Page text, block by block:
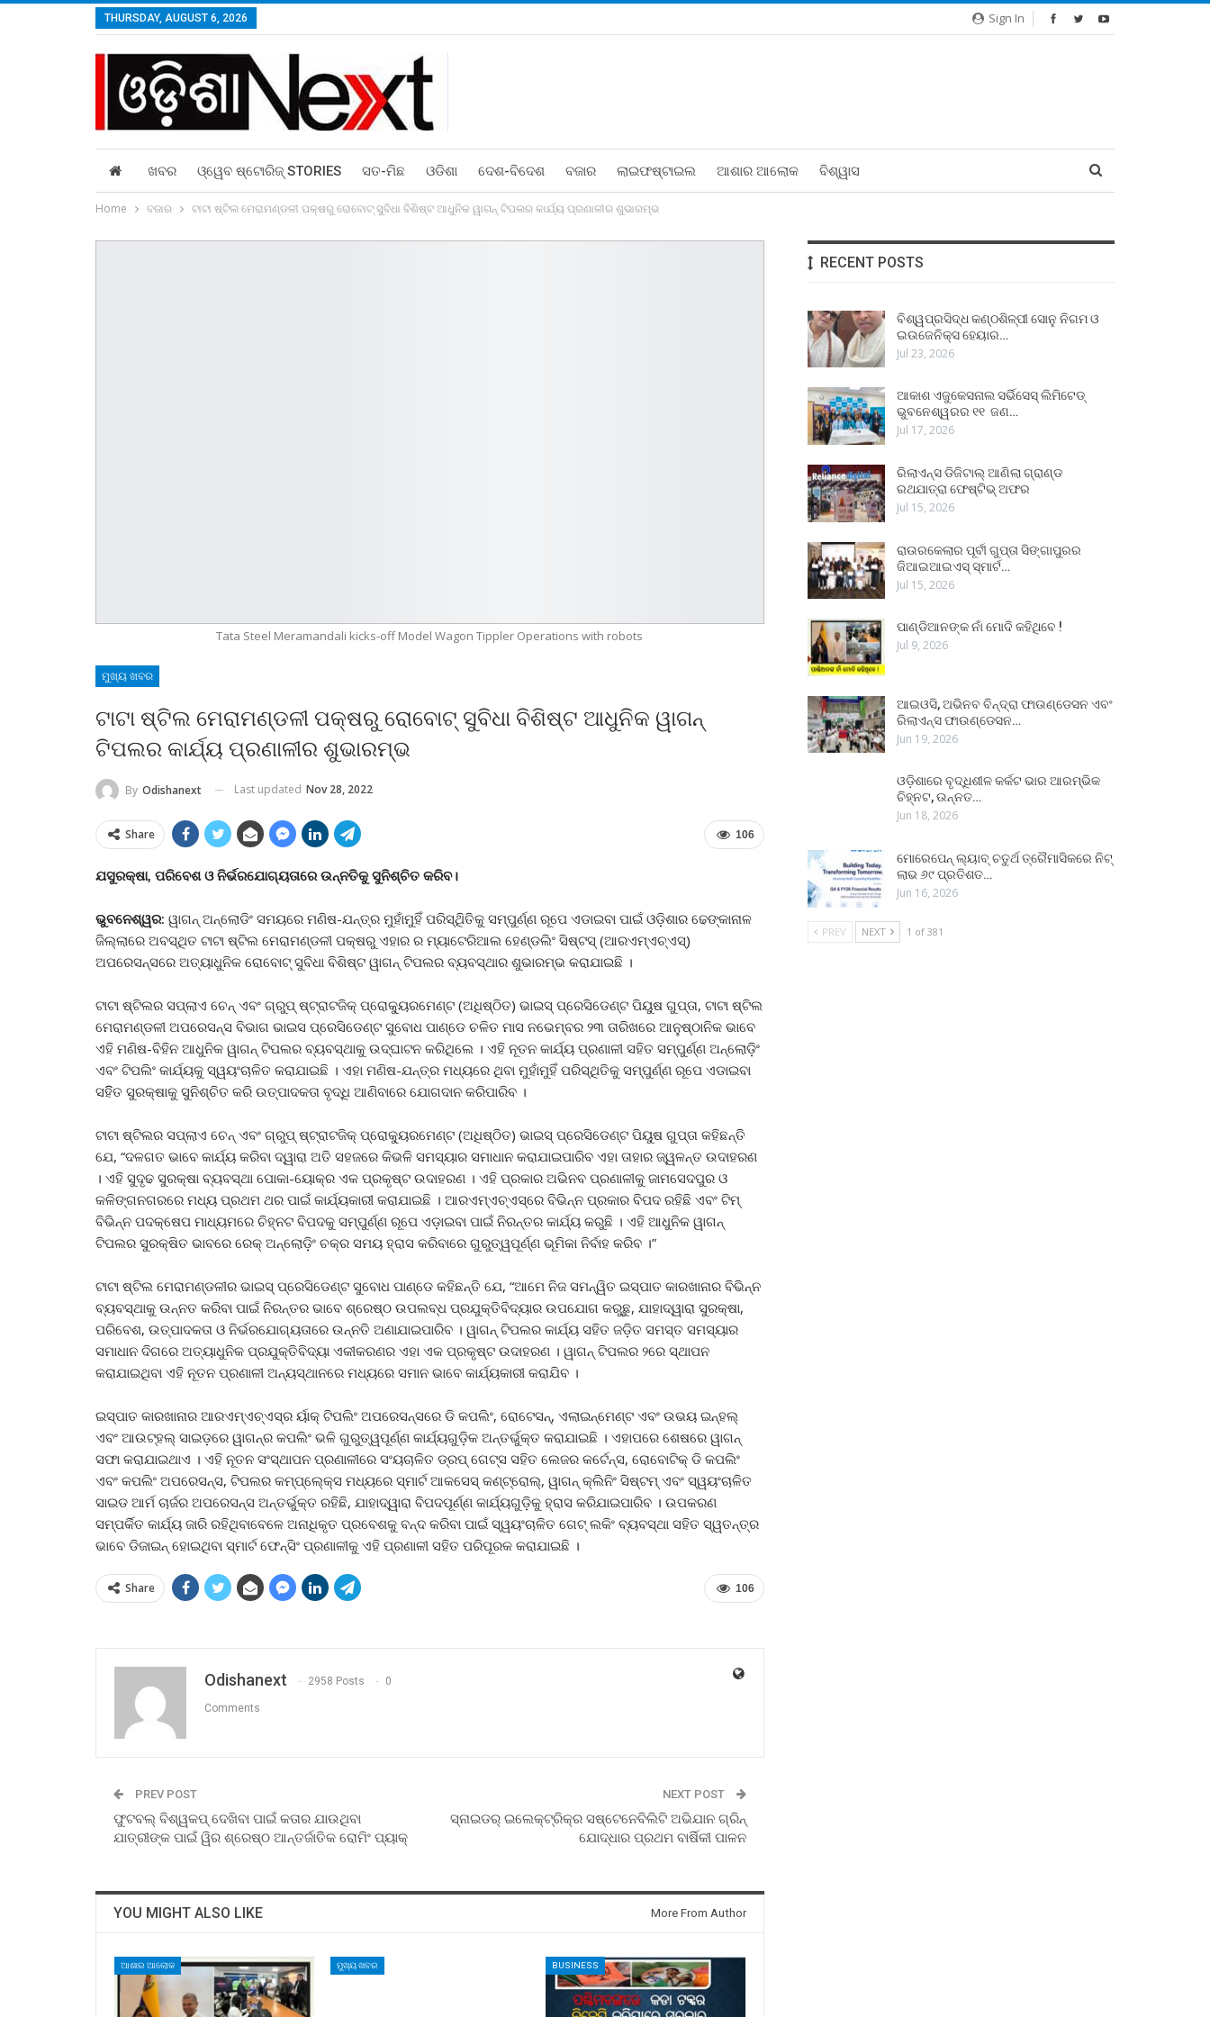
Sign In
THURSDAY, AUGUST 6, 2026
ଖବର ଓ୍ୱେବ ଷ୍ଟୋରିଜ୍‌ STORIES ସତ-ମିଛ ଓଡିଶା ଦେଶ-ବିଦେଶ ବଜାର ଲାଇଫଷ୍ଟାଇଲ ଆଶାର ଆଲୋକ ବିଶ୍ୱାସ
Home ବଜାର ଟାଟା ଷ୍ଟିଲ ମେରାମଣ୍ଡଳୀ ପକ୍ଷରୁ ରୋବୋଟ୍ ସୁବିଧା ବିଶିଷ୍ଟ ଆଧୁନିକ ୱାଗନ୍ ଟିପଲର କାର୍ଯ୍ୟ ପ୍ରଣାଳୀର ଶୁଭାରମ୍ଭ
Tata Steel Meramandali kicks-off Model Wagon Tippler Operations with robots
ମୁଖ୍ୟ ଖବର
ଟାଟା ଷ୍ଟିଲ ମେରାମଣ୍ଡଳୀ ପକ୍ଷରୁ ରୋବୋଟ୍ ସୁବିଧା ବିଶିଷ୍ଟ ଆଧୁନିକ ୱାଗନ୍
ଟିପଲର କାର୍ଯ୍ୟ ପ୍ରଣାଳୀର ଶୁଭାରମ୍ଭ
By Odishanext Last updated Nov 28, 2022
106
Share
ଯସୁରକ୍ଷା, ପରିବେଶ ଓ ନିର୍ଭରଯୋଗ୍ୟତାରେ ଉନ୍ନତିକୁ ସୁନିଶ୍ଚିତ କରିବ।
ଭୁବନେଶ୍ୱର: ୱାଗନ୍ ଅନ୍ଲୋଡିଂ ସମୟରେ ମଣିଷ-ଯନ୍ତ୍ର ମୁହାଁମୁହିଁ ପରିସ୍ଥିିତିକୁ ସମ୍ପୁର୍ଣ୍ଣ ରୂପେ ଏଡାଇବା ପାଇଁ ଓଡ଼ିଶାର ଢେଙ୍କାନାଳ
ଜିଲ୍ଲାରେ ଅବସ୍ଥିତ ଟାଟା ଷ୍ଟିଲ ମେରାମଣ୍ଡଳୀ ପକ୍ଷରୁ ଏହାର ର ମ୍ୟାଟେରିଆଲ ହେଣ୍ଡଲିଂ ସିଷ୍ଟସ୍ (ଆରଏମ୍ଏଚ୍ଏସ୍)
ଅପରେସନ୍ସରେ ଅତ୍ୟାଧୁନିକ ରୋବୋଟ୍ ସୁବିଧା ବିଶିଷ୍ଟ ୱାଗନ୍ ଟିପଲର ବ୍ୟବସ୍ଥାର ଶୁଭାରମ୍ଭ କରାଯାଇଛି ।
ଟାଟା ଷ୍ଟିଲର ସପ୍ଲାଏ ଚେନ୍ ଏବଂ ଗ୍ରୁପ୍ ଷ୍ଟ୍ରାଟଜିକ୍ ପ୍ରୋକୁ୍ୟରମେଣ୍ଟ (ଅଧିଷ୍ଠିତ) ଭାଇସ୍ ପ୍ରେସିଡେଣ୍ଟ ପିୟୁଷ ଗୁପ୍ତା, ଟାଟା ଷ୍ଟିଲ
ମେରାମଣ୍ଡଳୀ ଅପରେସନ୍ସ ବିଭାଗ ଭାଇସ ପ୍ରେସିଡେଣ୍ଟ ସୁବୋଧ ପାଣ୍ଡେ ଚଳିତ ମାସ ନଭେମ୍ବର ୨୩ ତାରିଖରେ ଆନୁଷ୍ଠାନିକ ଭାବେ
ଏହି ମଣିଷ-ବିହିନ ଆଧୁନିକ ୱାଗନ୍ ଟିପଲର ବ୍ୟବସ୍ଥାକୁ ଉଦ୍ଘାଟନ କରିଥିଲେ । ଏହି ନୂତନ କାର୍ଯ୍ୟ ପ୍ରଣାଳୀ ସହିତ ସମ୍ପୁର୍ଣ୍ଣ ଅନ୍ଲୋଡ଼ିଂ
ଏବଂ ଟିପଲିଂ କାର୍ଯ୍ୟକୁ ସ୍ୱୟଂଚାଳିତ କରାଯାଇଛି । ଏହା ମଣିଷ-ଯନ୍ତ୍ର ମଧ୍ୟରେ ଥିବା ମୁହାଁମୁହିଁ ପରିସ୍ଥିତିକୁ ସମ୍ପୁର୍ଣ୍ଣ ରୂପେ ଏଡାଇବା
ସହିିତ ସୁରକ୍ଷାକୁ ସୁନିଶ୍ଚିତ କରି ଉତ୍ପାଦକତା ବୃଦ୍ଧି ଆଣିବାରେ ଯୋଗଦାନ କରିପାରିବ ।
ଟାଟା ଷ୍ଟିଲର ସପ୍ଲାଏ ଚେନ୍ ଏବଂ ଗ୍ରୁପ୍ ଷ୍ଟ୍ରାଟଜିକ୍ ପ୍ରୋକୁ୍ୟରମେଣ୍ଟ (ଅଧିଷ୍ଠିତ) ଭାଇସ୍ ପ୍ରେସିଡେଣ୍ଟ ପିୟୁଷ ଗୁପ୍ତା କହିଛନ୍ତି
ଯେ, “ଦଳଗତ ଭାବେ କାର୍ଯ୍ୟ କରିବା ଦ୍ୱାରା ଅତି ସହଜରେ କିଭଳି ସମସ୍ୟାର ସମାଧାନ କରାଯାଇପାରିବ ଏହା ତାହାର ଜ୍ୱଳନ୍ତ ଉଦାହରଣ
। ଏହି ସୁଦୃଢ ସୁରକ୍ଷା ବ୍ୟବସ୍ଥା ପୋକା-ୟୋକ୍ର ଏକ ପ୍ରକୃଷ୍ଟ ଉଦାହରଣ । ଏହି ପ୍ରକାର ଅଭିନବ ପ୍ରଣାଳୀକୁ ଜାମସେଦପୁର ଓ
କଳିଙ୍ଗନଗରରେ ମଧ୍ୟ ପ୍ରଥମ ଥର ପାଇଁ କାର୍ଯ୍ୟକାରୀ କରାଯାଇଛି । ଆରଏମ୍ଏଚ୍ଏସ୍ରେ ବିଭିନ୍ନ ପ୍ରକାର ବିପଦ ରହିଛି ଏବଂ ଟିମ୍
ବିଭିନ୍ନ ପଦକ୍ଷେପ ମାଧ୍ୟମରେ ଚିହ୍ନଟ ବିପଦକୁ ସମ୍ପୁର୍ଣ୍ଣ ରୂପେ ଏଡ଼ାଇବା ପାଇଁ ନିରନ୍ତର କାର୍ଯ୍ୟ କରୁଛି । ଏହି ଆଧୁନିକ ୱାଗନ୍
ଟିପଲର ସୁରକ୍ଷିତ ଭାବରେ ରେକ୍ ଅନ୍ଲୋଡ଼ିଂ ଚକ୍ର ସମୟ ହ୍ରାସ କରିବାରେ ଗୁରୁତ୍ୱପୂର୍ଣ୍ଣ ଭୂମିକା ନିର୍ବାହ କରିବ ।”
ଟାଟା ଷ୍ଟିଲ ମେରାମଣ୍ଡଳୀର ଭାଇସ୍ ପ୍ରେସିଡେଣ୍ଟ ସୁବୋଧ ପାଣ୍ଡେ କହିଛନ୍ତି ଯେ, “ଆମେ ନିଜ ସମନ୍ୱିତ ଇସ୍ପାତ କାରଖାନାର ବିଭିନ୍ନ
ବ୍ୟବସ୍ଥାକୁ ଉନ୍ନତ କରିବା ପାଇଁ ନିରନ୍ତର ଭାବେ ଶ୍ରେଷ୍ଠ ଉପଲବ୍ଧ ପ୍ରଯୁକ୍ତିବିଦ୍ୟାର ଉପଯୋଗ କରୁଛୁ, ଯାହାଦ୍ୱାରା ସୁରକ୍ଷା,
ପରିବେଶ, ଉତ୍ପାଦକତା ଓ ନିର୍ଭରଯୋଗ୍ୟତାରେ ଉନ୍ନତି ଅଣାଯାଇପାରିବ । ୱାଗନ୍ ଟିପଲର କାର୍ଯ୍ୟ ସହିତ ଜଡ଼ିତ ସମସ୍ତ ସମସ୍ୟାର
ସମାଧାନ ଦିଗରେ ଅତ୍ୟାଧୁନିକ ପ୍ରଯୁକ୍ତିବିଦ୍ୟା ଏକୀକରଣର ଏହା ଏକ ପ୍ରକୃଷ୍ଟ ଉଦାହରଣ । ୱାଗନ୍ ଟିପଲର ୨ରେ ସ୍ଥାପନ
କରାଯାଇଥିବା ଏହି ନୂତନ ପ୍ରଣାଳୀ ଅନ୍ୟସ୍ଥାନରେ ମଧ୍ୟରେ ସମାନ ଭାବେ କାର୍ଯ୍ୟକାରୀ କରାଯିବ ।
ଇସ୍ପାତ କାରଖାନାର ଆରଏମ୍ଏଚ୍ଏସ୍ର ର୍ୟାକ୍ ଟିପଲିଂ ଅପରେସନ୍ସରେ ଡି କପଲିଂ, ରୋଟେସନ୍, ଏଲାଇନ୍ମେଣ୍ଟ ଏବଂ ଉଭୟ ଇନ୍ହଲ୍
ଏବଂ ଆଉଟ୍ହଲ୍ ସାଇଡ଼ରେ ୱାଗନ୍ର କପଲିଂ ଭଳି ଗୁରୁତ୍ୱପୂର୍ଣ୍ଣ କାର୍ଯ୍ୟଗୁଡ଼ିକ ଅନ୍ତର୍ଭୁକ୍ତ କରାଯାଇଛି । ଏହାପରେ ଶେଷରେ ୱାଗନ୍
ସଫା କରାଯାଇଥାଏ । ଏହି ନୂତନ ସଂସ୍ଥାପନ ପ୍ରଣାଳୀରେ ସଂୟଚାଳିତ ଡ୍ରପ୍ ଗେଟ୍ସ ସହିତ ଲେଜର କର୍ଟେନ୍ସ, ରୋବୋଟିକ୍ ଡି କପଲିଂ
ଏବଂ କପଲିଂ ଅପରେସନ୍ସ, ଟିପଲର କମ୍ପ୍ଲେ୍କ୍ସ ମଧ୍ୟରେ ସ୍ମାର୍ଟ ଆକସେସ୍ କଣ୍ଟ୍ରୋଲ୍, ୱାଗନ୍ କ୍ଲିନିଂ ସିଷ୍ଟମ୍ ଏବଂ ସ୍ୱୟଂଚାଳିତ
ସାଇଡ ଆର୍ମ ଚାର୍ଜର ଅପରେସନ୍ସ ଅନ୍ତର୍ଭୁକ୍ତ ରହିଛି, ଯାହାଦ୍ୱାରା ବିପଦପୂର୍ଣ୍ଣ କାର୍ଯ୍ୟଗୁଡ଼ିକୁ ହ୍ରାସ କରିଯାଇପାରିବ । ଉପକରଣ
ସମ୍ପର୍କିତ କାର୍ଯ୍ୟ ଜାରି ରହିଥିବାବେଳେ ଅନାଧିକୃତ ପ୍ରବେଶକୁ ବନ୍ଦ କରିବା ପାଇଁ ସ୍ୱୟଂଚାଳିତ ଗେଟ୍ ଲକିଂ ବ୍ୟବସ୍ଥା ସହିତ ସ୍ୱତନ୍ତ୍ର
ଭାବେ ଡିଜାଇନ୍ ହୋଇଥିବା ସ୍ମାର୍ଟ ଫେନ୍ସିଂ ପ୍ରଣାଳୀକୁ ଏହି ପ୍ରଣାଳୀ ସହିତ ପରିପୂରକ କରାଯାଇଛି ।
106
Share
Odishanext 2958 Posts 0
Comments
PREV POST
ଫୁଟବଲ୍ ବିଶ୍ୱକପ୍ ଦେଖିବା ପାଇଁ କତାର ଯାଉଥିବା
ଯାତ୍ରୀଙ୍କ ପାଇଁ ୱିର ଶ୍ରେଷ୍ଠ ଆନ୍ତର୍ଜାତିକ ରୋମିଂ ପ୍ୟାକ୍‌
NEXT POST
ସ୍ନାଇଡର୍ ଇଲେକ୍ଟ୍ରିକ୍‌ର ସଷ୍ଟେନେବିଲିଟି ଅଭିଯାନ ଗ୍ରିନ୍
ଯୋଦ୍ଧାର ପ୍ରଥମ ବାର୍ଷିକୀ ପାଳନ
YOU MIGHT ALSO LIKE More From Author
ଆଶାର ଆଲୋକ ମୁଖ୍ୟ ଖବର BUSINESS
RECENT POSTS
ବିଶ୍ୱପ୍ରସିଦ୍ଧ କଣ୍ଠଶିଳ୍ପୀ ସୋନୁ ନିଗମ ଓ
ଇଉଜେନିକ୍ସ ହେୟାର…
Jul 23, 2026
ଆକାଶ ଏଜୁକେସନାଲ ସର୍ଭିସେସ୍ ଲିମିଟେଡ୍
ଭୁବନେଶ୍ୱରର ୧୧ ଜଣ…
Jul 17, 2026
ରିଲାଏନ୍ସ ଡିଜିଟାଲ୍ ଆଣିଲା ଗ୍ରାଣ୍ଡ
ରଥଯାତ୍ରା ଫେଷ୍ଟିଭ୍ ଅଫର
Jul 15, 2026
ରାଉରକେଲାର ପୂର୍ବୀ ଗୁପ୍ତା ସିଙ୍ଗାପୁରର
ଜିଆଇଆଇଏସ୍ ସ୍ମାର୍ଟ…
Jul 15, 2026
ପାଣ୍ଡିଆନଙ୍କ ନାଁ ମୋଦି କହିଥିବେ !
Jul 9, 2026
ଆଇଓସି, ଅଭିନବ ବିନ୍ଦ୍ରା ଫାଉଣ୍ଡେସନ ଏବଂ
ରିଲାଏନ୍ସ ଫାଉଣ୍ଡେସନ…
Jun 19, 2026
ଓଡ଼ିଶାରେ ବୃଦ୍ଧିଶୀଳ କର୍କଟ ଭାର ଆରମ୍ଭିକ
ଚିହ୍ନଟ, ଉନ୍ନତ…
Jun 18, 2026
ମୋରେପେନ୍ ଲ୍ୟାବ୍ ଚତୁର୍ଥ ତ୍ରୈମାସିକରେ ନିଟ୍
ଲାଭ ୬୯ ପ୍ରତିଶତ…
Jun 16, 2026
PREV NEXT 1 of 381